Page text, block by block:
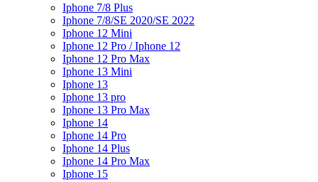
Iphone 7/8 Plus
Iphone 7/8/SE 2020/SE 2022
Iphone 12 Mini
Iphone 12 Pro / Iphone 12
Iphone 12 Pro Max
Iphone 13 Mini
Iphone 13
Iphone 13 pro
Iphone 13 Pro Max
Iphone 14
Iphone 14 Pro
Iphone 14 Plus
Iphone 14 Pro Max
Iphone 15